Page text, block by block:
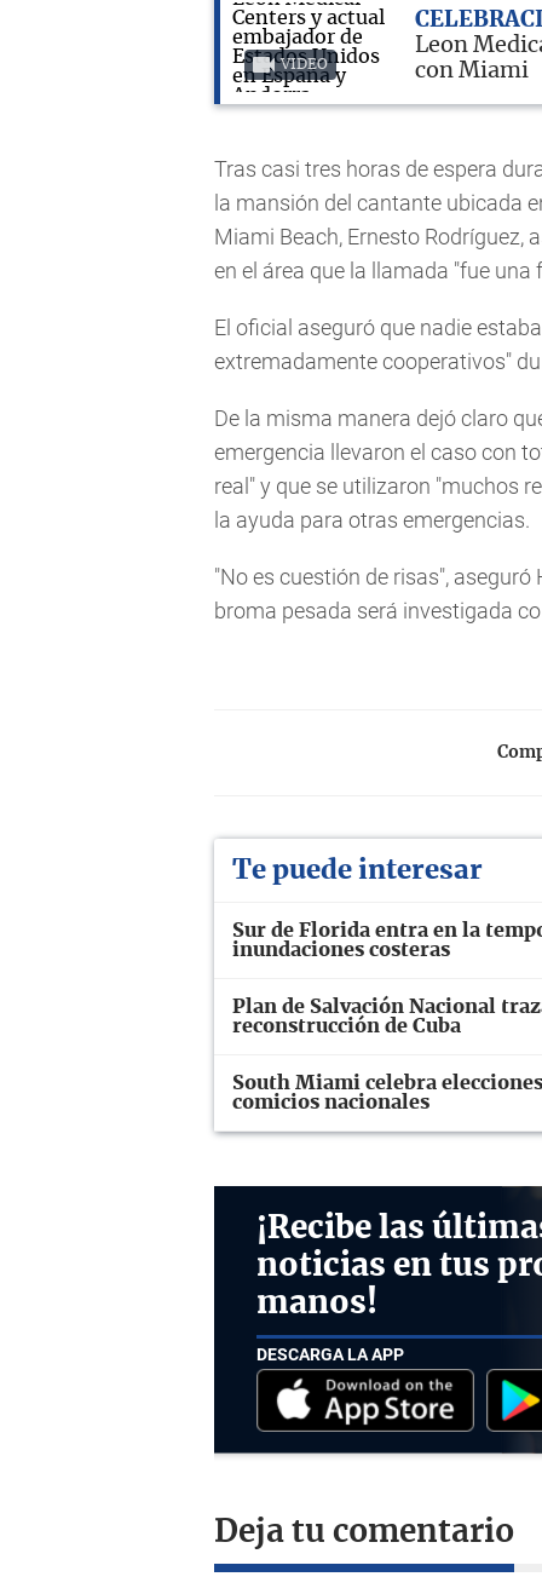
VIDEO
Leon
con Miami
Tras casi tres horas de espera
la mansión del cantante ubicada
Miami Beach, Ernesto Rodríguez,
en el área que la llamada "fue una
El oficial aseguró que nadie
extremadamente cooperativos"
De la misma manera dejó claro
emergencia llevaron el caso con
real" y que se utilizaron "muchos
la ayuda para otras emergencias.
"No es cuestión de risas",
broma pesada será investigada
Te puede interesar
Sur de Florida entra en la
inundaciones costeras
Plan de Salvación Nacional
reconstrucción de Cuba
South Miami celebra
comicios nacionales
¡Recibe las
noticias en tus
manos!
DESCARGA LA APP
Deja tu comentario